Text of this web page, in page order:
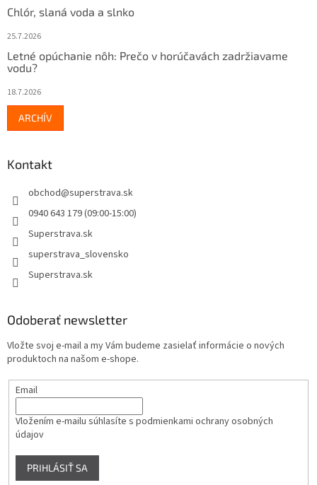
Chlór, slaná voda a slnko
25.7.2026
Letné opúchanie nôh: Prečo v horúčavách zadržiavame
vodu?
18.7.2026
ARCHÍV
Kontakt
obchod@superstrava.sk
0940 643 179 (09:00-15:00)
Superstrava.sk
superstrava_slovensko
Superstrava.sk
Odoberať newsletter
Vložte svoj e-mail a my Vám budeme zasielať informácie o nových
produktoch na našom e-shope.
Email
Vložením e-mailu súhlasíte s podmienkami ochrany osobných
údajov
PRIHLÁSIŤ SA